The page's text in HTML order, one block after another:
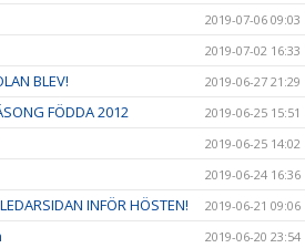
2019-07-06 09:03
2019-07-02 16:33
BLEV! 2019-06-27 21:29
FÖDDA 2012 2019-06-25 15:51
2019-06-25 14:02
2019-06-24 16:36
INFÖR HÖSTEN! 2019-06-21 09:06
2019-06-20 23:54